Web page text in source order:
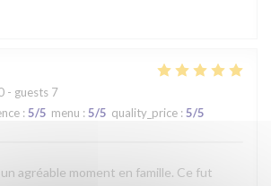
- guests 7
: 5/5 menu : 5/5 quality_price : 5/5
agréable moment en famille. Ce fut